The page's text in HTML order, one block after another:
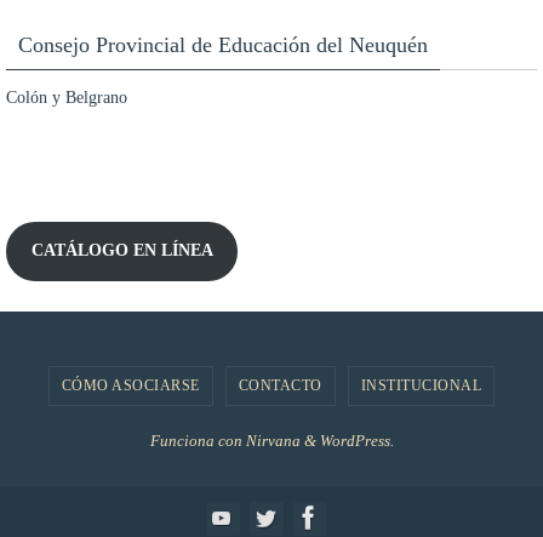
Consejo Provincial de Educación del Neuquén
Colón y Belgrano
CATÁLOGO EN LÍNEA
CÓMO ASOCIARSE CONTACTO INSTITUCIONAL
Funciona con Nirvana & WordPress.